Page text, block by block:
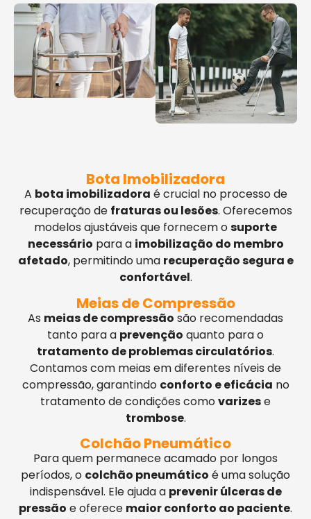
Bota Imobilizadora
A bota imobilizadora é crucial no processo de
recuperação de fraturas ou lesões. Oferecemos
modelos ajustáveis que fornecem osuporte
necessário para a imobilização do membro
afetado, permitindo uma recuperação segura e
confortável.
Meias de Compressão
As meias de compressão são recomendadas
tanto para a prevenção quanto para o
tratamento de problemas circulatórios.
Contamos com meias em diferentes níveis de
compressão, garantindo conforto e eficácia no
tratamento de condições comovarizese
trombose.
Colchão Pneumático
Para quem permanece acamado por longos
períodos, o colchão pneumático é uma solução
indispensável. Ele ajuda a prevenir úlceras de
pressão e oferece maior conforto ao paciente.